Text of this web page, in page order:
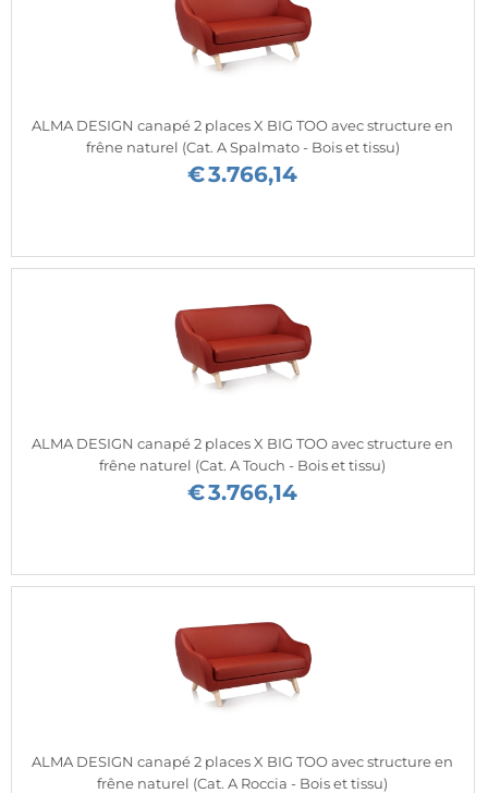
ALMA DESIGN canapé 2 places X BIG TOO avec structure en
frêne naturel (Cat. A Spalmato - Bois et tissu)
€3.766,14
ALMA DESIGN canapé 2 places X BIG TOO avec structure en
frêne naturel (Cat. A Touch - Bois et tissu)
€3.766,14
ALMA DESIGN canapé 2 places X BIG TOO avec structure en
frêne naturel (Cat. A Roccia - Bois et tissu)